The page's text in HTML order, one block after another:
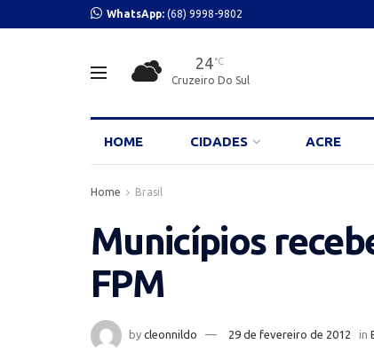
WhatsApp: (68) 9998-9802
24 °C
Cruzeiro Do Sul
HOME CIDADES ACRE
Home Brasil
Municípios
FPM
by cleonnildo 29 de fevereiro de 2012 in